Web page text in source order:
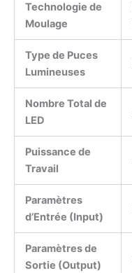
Technologie de
Moulage
Type de Puces
Lumineuses
Nombre Total de
LED
Puissance de
Travail
Paramètres
d’Entrée (Input)
Paramètres de
Sortie (Output)